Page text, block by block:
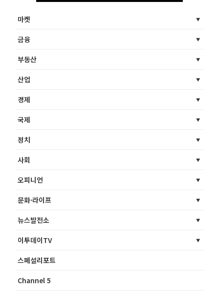
마켓
금융
부동산
산업
경제
국제
정치
사회
오피니언
문화·라이프
뉴스발전소
이투데이TV
스페셜리포트
Channel 5